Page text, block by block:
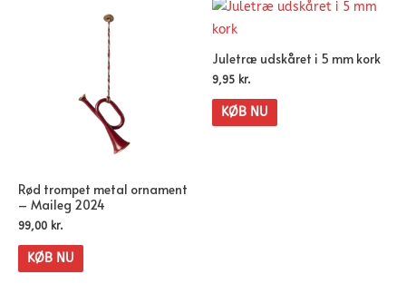
Rød trompet metal ornament
– Maileg 2024
99,00 kr.
KØB NU
Juletræ udskåret i 5 mm kork
9,95 kr.
KØB NU